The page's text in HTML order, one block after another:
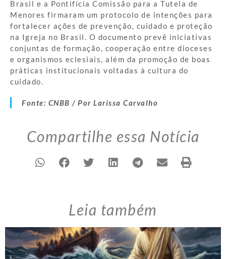
Brasil e a Pontifícia Comissão para a Tutela de
Menores firmaram um protocolo de intenções para
fortalecer ações de prevenção, cuidado e proteção
na Igreja no Brasil. O documento prevê iniciativas
conjuntas de formação, cooperação entre dioceses
e organismos eclesiais, além da promoção de boas
práticas institucionais voltadas à cultura do
cuidado.
Fonte: CNBB / Por Larissa Carvalho
Compartilhe essa Notícia
Leia também